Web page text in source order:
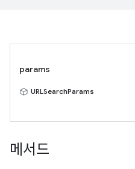
params
URLSearchParams
메서드